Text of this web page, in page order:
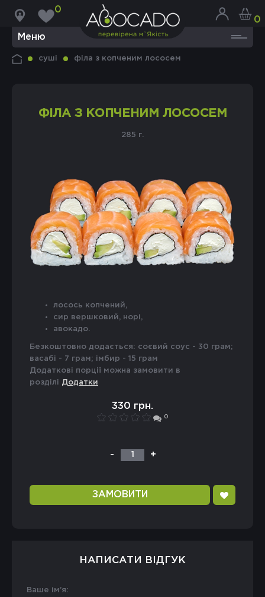
0
0
Меню
суші філа з копченим лососем
ФІЛА З КОПЧЕНИМ ЛОСОСЕМ
285 г.
лосось копчений,
сир вершковий, норі,
авокадо.
Безкоштовно додається: соєвий соус - 30 грам;
васабі - 7 грам; імбир - 15 грам
Додаткові порції можна замовити в
розділі Додатки
330 грн.
0
- 1 +
ЗАМОВИТИ
НАПИСАТИ ВІДГУК
Ваше ім’я: